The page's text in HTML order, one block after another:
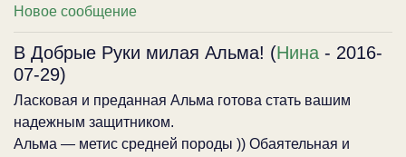
Новое сообщение
В Добрые Руки милая Альма! (Нина - 2016-
07-29)
Ласковая и преданная Альма готова стать вашим
надежным защитником.
Альма — метис средней породы )) Обаятельная и